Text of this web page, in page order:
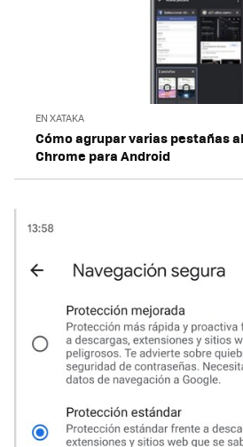
EN XATAKA
Cómo agrupar varias pestañas
Chrome para Android